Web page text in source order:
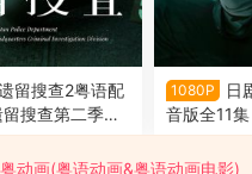
留搜查2粤语配
搜查第二季粤
1080P
日
音版全11
语版
粤动画(粤语动画&粤语动画电影)